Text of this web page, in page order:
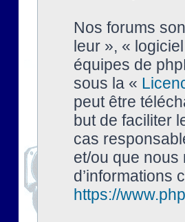
Nos forums
leur », «
équipes de
sous la «
peut être
but de faciliter
cas
et/ou que nous
d’informations
https://